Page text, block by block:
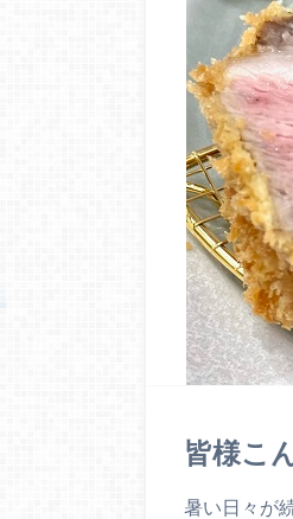
皆様こ
暑い日々が